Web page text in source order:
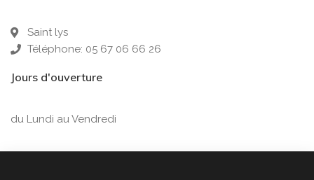
Saint lys
Téléphone: 05 67 06 66 26
Jours d'ouverture
du Lundi au Vendredi